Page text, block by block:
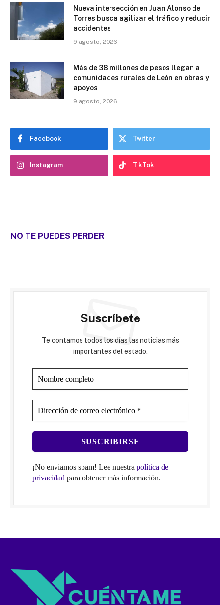
Nueva intersección en Juan Alonso de
Torres busca agilizar el tráfico y reducir
accidentes
9 agosto, 2026
Más de 38 millones de pesos llegan a
comunidades rurales de León en obras y
apoyos
9 agosto, 2026
Facebook Twitter
Instagram TikTok
NO TE PUEDES PERDER
Suscríbete
Te contamos todos los días las noticias más
importantes del estado.
¡No enviamos spam! Lee nuestra política de
privacidad para obtener más información.